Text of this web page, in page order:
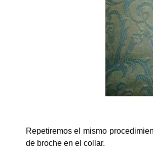
Repetiremos el mismo
de broche en el collar.